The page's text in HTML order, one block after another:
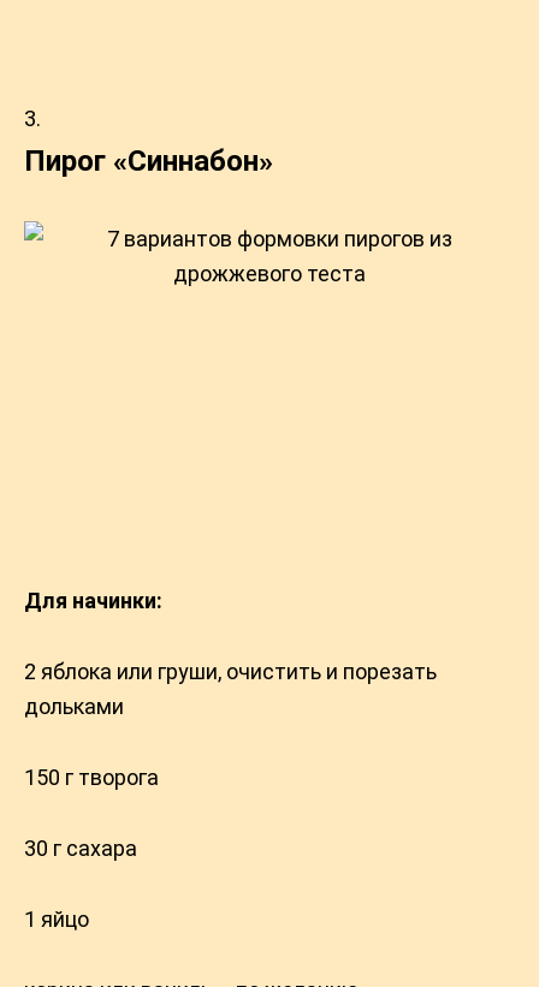
Пирог «Синнабон»
Для начинки:
2 яблока или груши, очистить и порезать
дольками
150 г творога
30 г caxapа
1 яйцо